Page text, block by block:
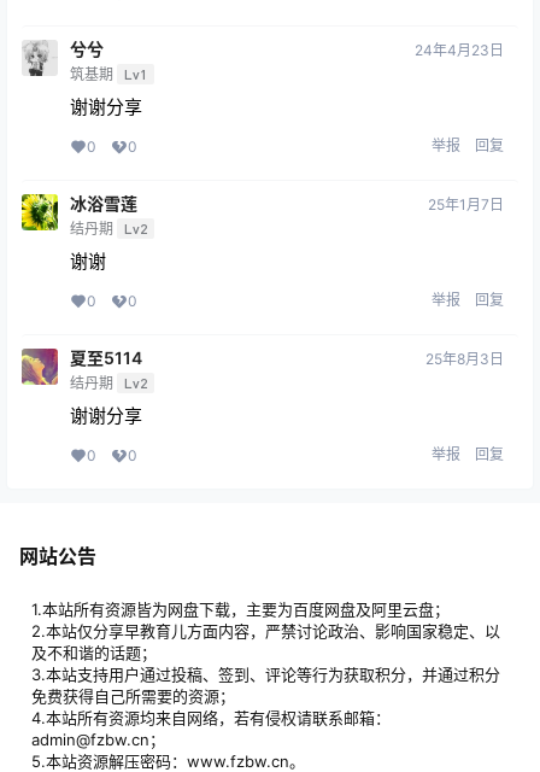
兮兮
筑基期 Lv1
24年4月23日
谢谢分享
0 0 举报 回复
冰浴雪莲
结丹期 Lv2
25年1月7日
谢谢
0 0 举报 回复
夏至5114
结丹期 Lv2
25年8月3日
谢谢分享
0 0 举报 回复
网站公告
1.本站所有资源皆为网盘下载，主要为百度网盘及阿里云盘；
2.本站仅分享早教育儿方面内容，严禁讨论政治、影响国家稳定、以
及不和谐的话题；
3.本站支持用户通过投稿、签到、评论等行为获取积分，并通过积分
免费获得自己所需要的资源；
4.本站所有资源均来自网络，若有侵权请联系邮箱：
admin@fzbw.cn；
5.本站资源解压密码：www.fzbw.cn。